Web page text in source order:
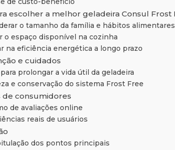
de custo-benefício
escolher a melhor geladeira Consul Frost
o tamanho da família e hábitos alimentares
o espaço disponível na cozinha
na eficiência energética a longo prazo
e cuidados
prolongar a vida útil da geladeira
e conservação do sistema Frost Free
de consumidores
de avaliações online
reais de usuários
dos pontos principais